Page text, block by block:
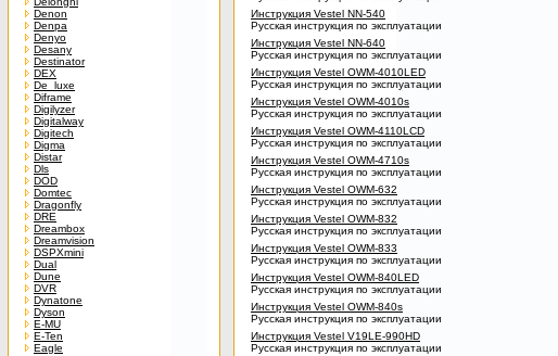
Denon
Denpa
Denyo
Desany
Destinator
DEX
De_luxe
Diframe
Digilyzer
Digitalway
Digitech
Digma
Distar
Dls
DOD
Domtec
Dragonfly
DRE
Dreambox
Dreamvision
DSPXmini
Dual
Dune
DVR
Dynatone
Dyson
E-MU
E-Ten
Eagle
Инструкция Vestel NN-540
Русская инструкция по эксплуатации
Инструкция Vestel NN-640
Русская инструкция по эксплуатации
Инструкция Vestel OWM-4010LED
Русская инструкция по эксплуатации
Инструкция Vestel OWM-4010s
Русская инструкция по эксплуатации
Инструкция Vestel OWM-4110LCD
Русская инструкция по эксплуатации
Инструкция Vestel OWM-4710s
Русская инструкция по эксплуатации
Инструкция Vestel OWM-632
Русская инструкция по эксплуатации
Инструкция Vestel OWM-832
Русская инструкция по эксплуатации
Инструкция Vestel OWM-833
Русская инструкция по эксплуатации
Инструкция Vestel OWM-840LED
Русская инструкция по эксплуатации
Инструкция Vestel OWM-840s
Русская инструкция по эксплуатации
Инструкция Vestel V19LE-990HD
Русская инструкция по эксплуатации